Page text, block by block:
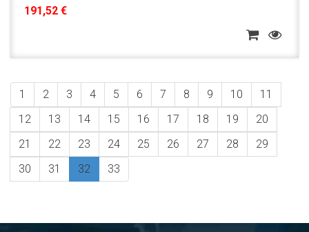
191,52 €
1 2 3 4 5 6 7 8 9 10
11
12
13 14 15 16 17 18 19
20
21
22 23 24 25 26 27 28
29
30
31 32 33